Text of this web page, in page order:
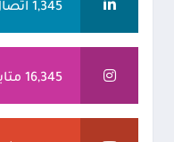
1,345 اتصال
16,345 متابع